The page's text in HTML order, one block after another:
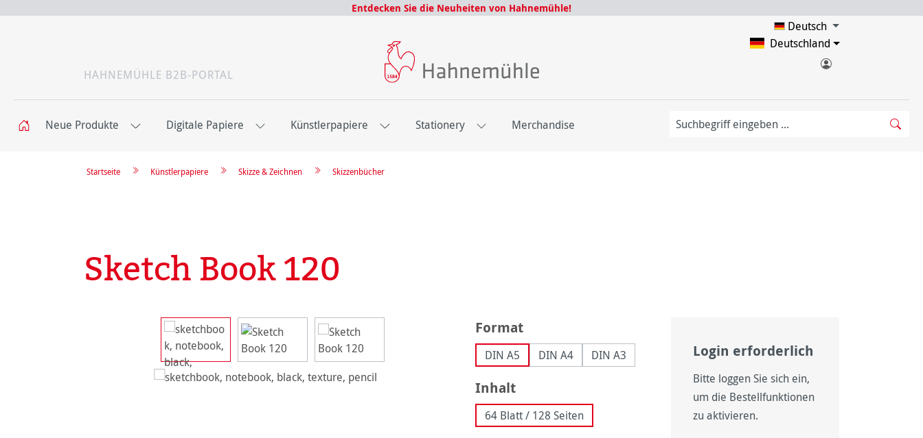
Entdecken Sie die Neuheiten von Hahnemühle!
HAHNEMÜHLE B2B-PORTAL
Deutsch
Deutschland
Neue Produkte Digitale Papiere Künstlerpapiere Stationery Merchandise
Skizzenbücher
Skizze & Zeichnen
Künstlerpapiere
Startseite
Sketch Book 120
Bildergalerie überspringen Formatauswählen
DIN A5 DIN A4 DIN A3
Inhaltauswählen
64 Blatt / 128 Seiten
Login erforderlich
Bitte loggen Sie sich ein,
um die Bestellfunktionen
zu aktivieren.